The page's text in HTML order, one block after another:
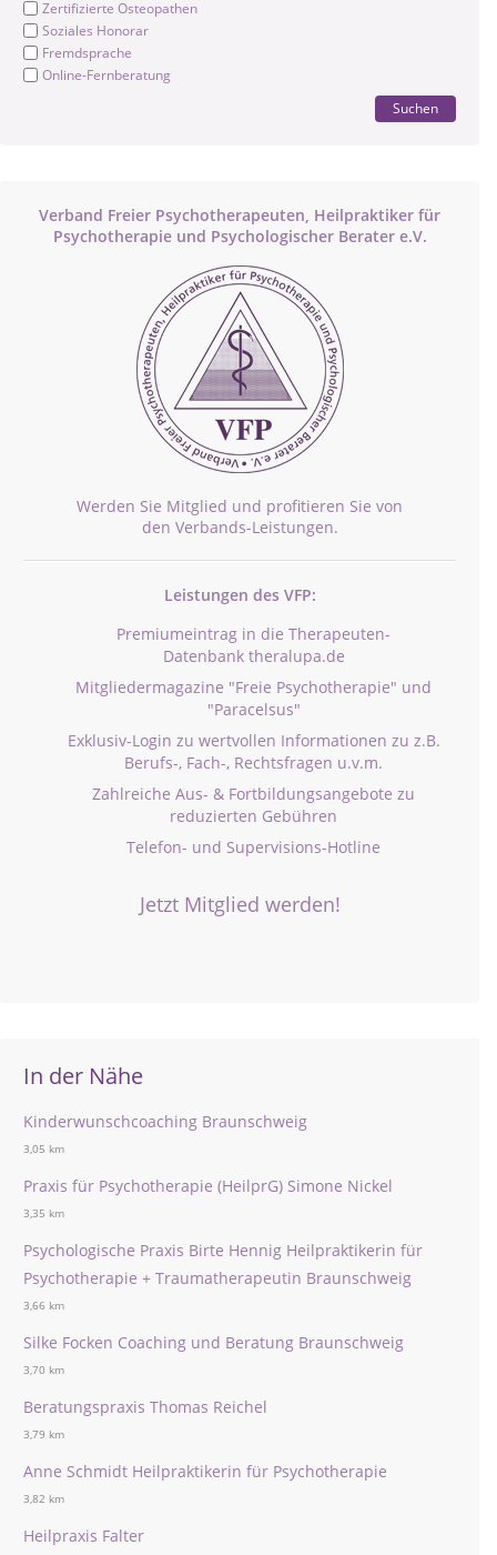
Zertifizierte Osteopathen
Soziales Honorar
Fremdsprache
Online-Fernberatung
Suchen
Verband Freier Psychotherapeuten, Heilpraktiker für
Psychotherapie und Psychologischer Berater e.V.
Werden Sie Mitglied und profitieren Sie von
den Verbands-Leistungen.
Leistungen des VFP:
Premiumeintrag in die Therapeuten-
Datenbank theralupa.de
Mitgliedermagazine "Freie Psychotherapie" und
"Paracelsus"
Exklusiv-Login zu wertvollen Informationen zu z.B.
Berufs-, Fach-, Rechtsfragen u.v.m.
Zahlreiche Aus- & Fortbildungsangebote zu
reduzierten Gebühren
Telefon- und Supervisions-Hotline
Jetzt Mitglied werden!
In der Nähe
Kinderwunschcoaching Braunschweig
3,05 km
Praxis für Psychotherapie (HeilprG) Simone Nickel
3,35 km
Psychologische Praxis Birte Hennig Heilpraktikerin für
Psychotherapie + Traumatherapeutin Braunschweig
3,66 km
Silke Focken Coaching und Beratung Braunschweig
3,70 km
Beratungspraxis Thomas Reichel
3,79 km
Anne Schmidt Heilpraktikerin für Psychotherapie
3,82 km
Heilpraxis Falter